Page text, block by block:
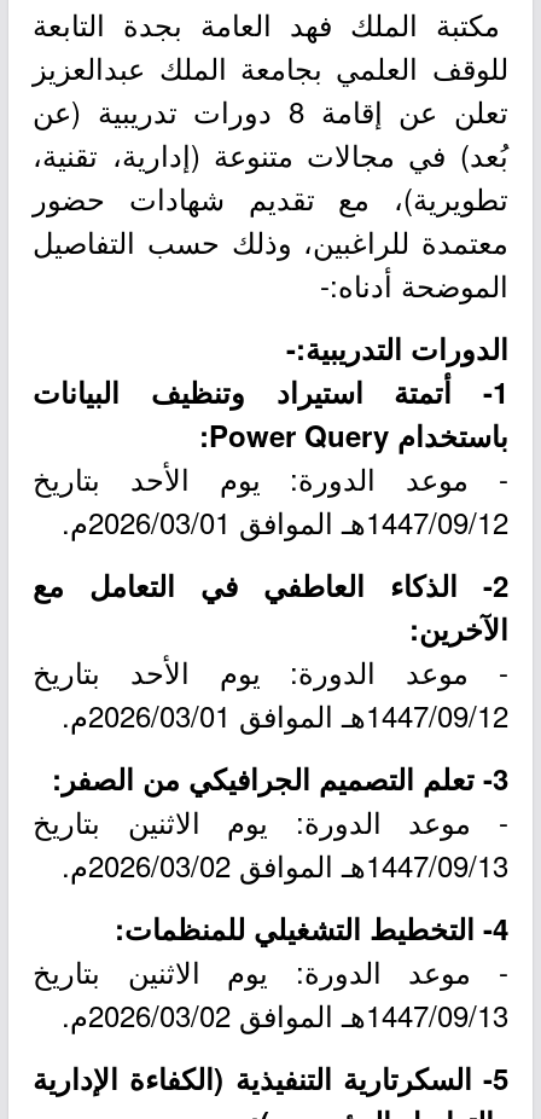
مكتبة الملك فهد العامة بجدة التابعة
للوقف العلمي بجامعة الملك عبدالعزيز
تعلن عن إقامة 8 دورات تدريبية (عن
بُعد) في مجالات متنوعة (إدارية، تقنية،
تطويرية)، مع تقديم شهادات حضور
معتمدة للراغبين، وذلك حسب التفاصيل
الموضحة أدناه:-
الدورات التدريبية:-
1- أتمتة استيراد وتنظيف البيانات
باستخدام Power Query:
- موعد الدورة: يوم الأحد بتاريخ
1447/09/12هـ الموافق 2026/03/01م.
2- الذكاء العاطفي في التعامل مع
الآخرين:
- موعد الدورة: يوم الأحد بتاريخ
1447/09/12هـ الموافق 2026/03/01م.
3- تعلم التصميم الجرافيكي من الصفر:
- موعد الدورة: يوم الاثنين بتاريخ
1447/09/13هـ الموافق 2026/03/02م.
4- التخطيط التشغيلي للمنظمات:
- موعد الدورة: يوم الاثنين بتاريخ
1447/09/13هـ الموافق 2026/03/02م.
5- السكرتارية التنفيذية (الكفاءة الإدارية